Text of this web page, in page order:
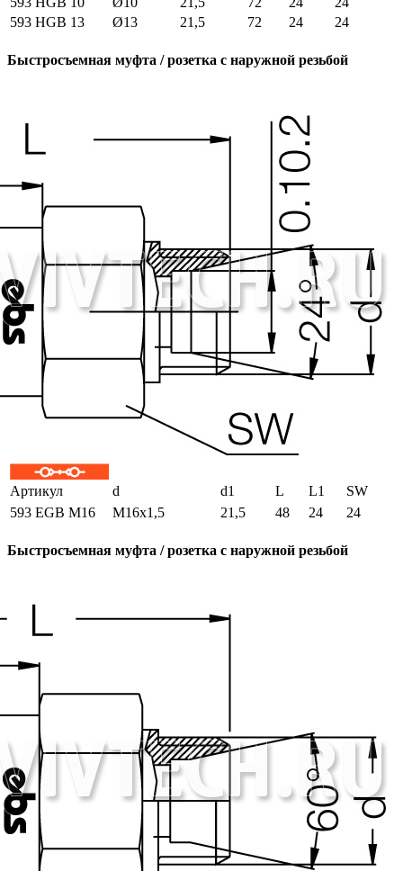
593 HGB 13
Ø13 21,5 72 24 24
Быстросъемная муфта / розетка с наружной резьбой
Артикул d d1 L L1
SW
593 EGB M16
M16x1,5 21,5 48 24 24
Быстросъемная муфта / розетка с наружной резьбой